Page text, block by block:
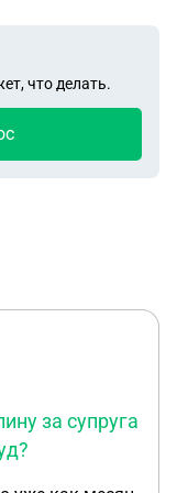
что делать.
за супруга